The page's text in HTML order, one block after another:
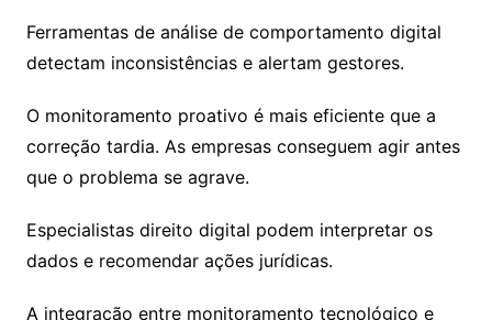
Ferramentas de análise de comportamento digital
detectam inconsistências e alertam gestores.
O monitoramento proativo é mais eficiente que a
correção tardia. As empresas conseguem agir antes
que o problema se agrave.
Especialistas direito digital podem interpretar os
dados e recomendar ações jurídicas.
A integração entre monitoramento tecnológico e